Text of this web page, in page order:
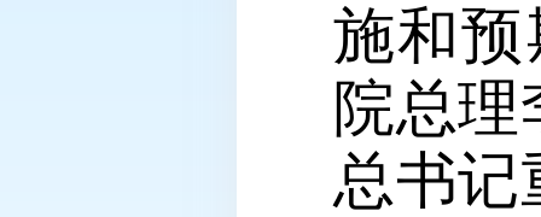
施和
院总
总书记